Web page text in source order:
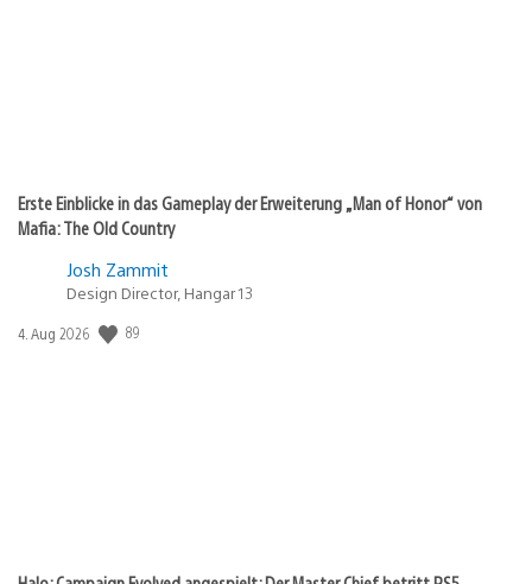
Erste Einblicke in das Gameplay der Erweiterung „Man of Honor“ von
Mafia: The Old Country
Josh Zammit
Design Director, Hangar 13
Veröffentlichungsdatum:
4. Aug 2026 89